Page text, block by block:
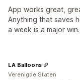
App works great,
Anything that saves
a week is a major win.
LA Balloons
Verenigde Staten